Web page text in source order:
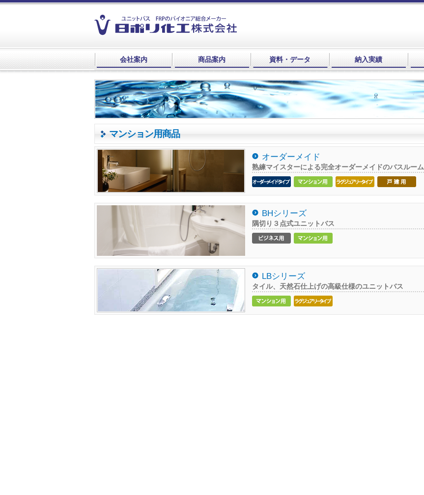
会社案内 商品案内 資料・データ 納入実績
マンション用商品
オーダーメイド
熟練マイスターによる完全オーダーメイドのバスルーム
BHシリーズ
隅切り３点式ユニットバス
LBシリーズ
タイル、天然石仕上げの高級仕様のユニットバス